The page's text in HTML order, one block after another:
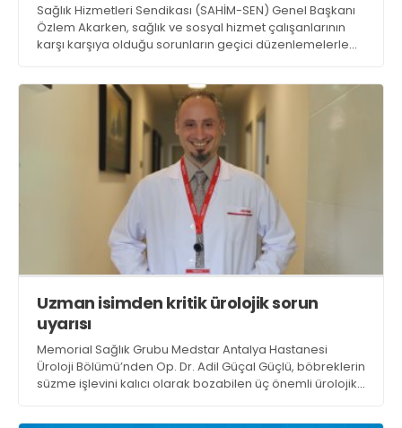
Sağlık Hizmetleri Sendikası (SAHİM-SEN) Genel Başkanı
Özlem Akarken, sağlık ve sosyal hizmet çalışanlarının
karşı karşıya olduğu sorunların geçici düzenlemelerle
Uzman isimden kritik ürolojik sorun
uyarısı
Memorial Sağlık Grubu Medstar Antalya Hastanesi
Üroloji Bölümü’nden Op. Dr. Adil Güçal Güçlü, böbreklerin
süzme işlevini kalıcı olarak bozabilen üç önemli ürolojik
KADIN HASTALIKLARI VE DOĞUM